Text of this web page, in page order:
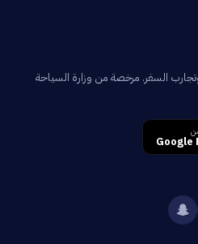
السفر. مرخصة من وزارة السياحة
Google